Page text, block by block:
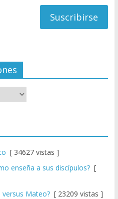
[ 34627 vistas ]
enseña a sus discípulos?[
versus Mateo?[ 23209 vistas ]